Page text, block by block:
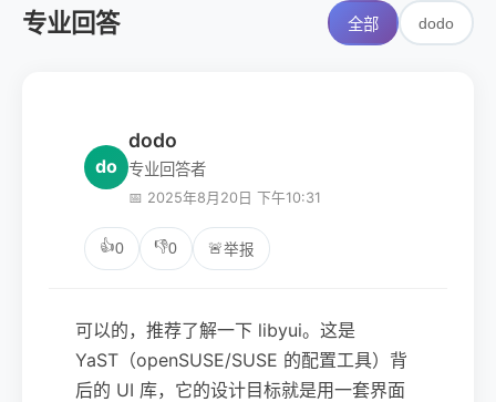
专业回答 全部 dodo
do
dodo
专业回答者
📅 2025年8月20日 下午10:31
👍0 👎0 🚨举报
可以的，推荐了解一下 libyui。这是
YaST（openSUSE/SUSE 的配置工具）背
后的 UI 库，它的设计目标就是用一套界面